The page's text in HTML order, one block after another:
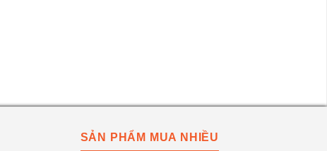
SẢN PHẨM MUA NHIỀU